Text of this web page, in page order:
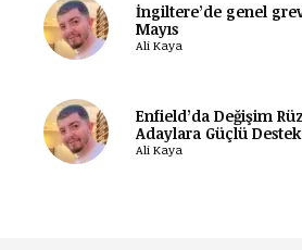
İngiltere’de genel
Mayıs
Ali Kaya
Enfield’da Değişim
Adaylara Güçlü
Ali Kaya